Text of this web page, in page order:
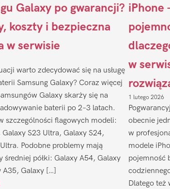
Galaxy po gwarancji?
koszty i bezpieczna
w serwisie
warto zdecydować się na usługę
Samsung Galaxy? Coraz więcej
Galaxy skarży się na
baterii po 2–3 latach.
szczególności flagowych modeli:
Galaxy S23 Ultra, Galaxy S24,
Podobne problemy mają
średniej półki: Galaxy A54, Galaxy
A35, Galaxy […]
iPhone
w
1 lutego 2026
obecnie
w
modele
pojemność
Dlatego też